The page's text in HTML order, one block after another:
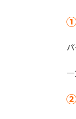
①
②